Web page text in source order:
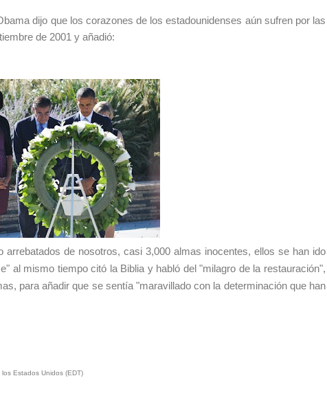
dijo que los corazones de los estadounidenses aún sufren por las
de 2001 y añadió:
de nosotros, casi 3,000 almas inocentes, ellos se han ido
al mismo tiempocitó la Biblia y habló del "milagro de la restauración",
para añadir que se sentía "maravillado con la determinación que han
Estados Unidos (EDT)